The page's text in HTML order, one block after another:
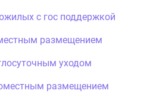
с гос поддержкой
размещением
уходом
размещением